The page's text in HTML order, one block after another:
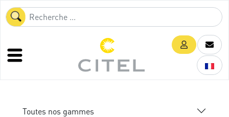
Toutes nos gammes